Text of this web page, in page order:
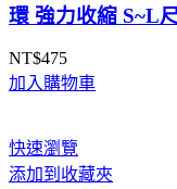
環 強力收縮 S~L
NT$475
加入購物車
快速瀏覽
添加到收藏夾